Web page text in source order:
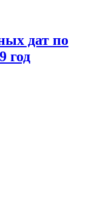
дат по
год